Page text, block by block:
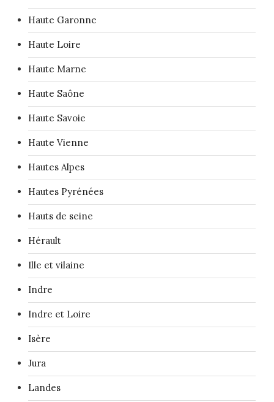
Haute Garonne
Haute Loire
Haute Marne
Haute Saône
Haute Savoie
Haute Vienne
Hautes Alpes
Hautes Pyrénées
Hauts de seine
Hérault
Ille et vilaine
Indre
Indre et Loire
Isère
Jura
Landes